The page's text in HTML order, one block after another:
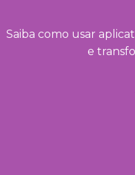
Saiba como usar
e